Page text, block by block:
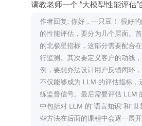
利用开源工具实现自用级大模型底座的
成熟范式，它们又和现在的 AI 大模型系
技术原理篇。 为你梳理 AI 大模型技术的
大模型关键技术背后的技术原理，包括
生、GPT 1-3 核心技术，大语言模型的
分，你就能跟上 AI 大模型技术的最新进
架构实战篇。重点讲解工业级 AI 大模型
入学习 AI 大模型系统最前沿设计理念和
请教老师一个 “大模型性能评估
手针对垂直领域进行大模型的定
可能在对比调用GPT4 API 和自
那关于性能评估这块，我理解一
理要做的 user case 的描述，但
能力也更强，除了原先写 user
外，是不是有一些新的框架性
类的东西可以学习？
再次感谢老师，把小圈子的知识
大了～
作者回复: 你好，一只豆！ 很好
的性能评估，要分为几个层面。
的北极星指标，这部分需要配合
行监测。其次要定义客户的动线
例，要想办法设计用户反馈闭环
不仅能够成为 LLM 的评估指标，
练监督信号。最后需要评估 LLM
中包括对 LLM 的“语言知识”和“
些方法在后面的课程中会逐一展